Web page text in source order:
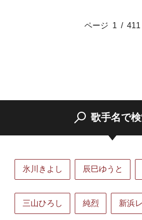
ページ 1 / 411
歌手名で
氷川きよし 辰巳ゆうと
三山ひろし 純烈 新浜